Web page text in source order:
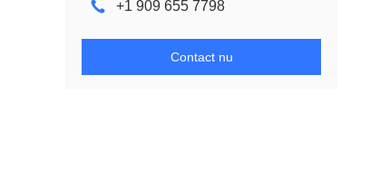
+1 909 655 7798
Contact nu